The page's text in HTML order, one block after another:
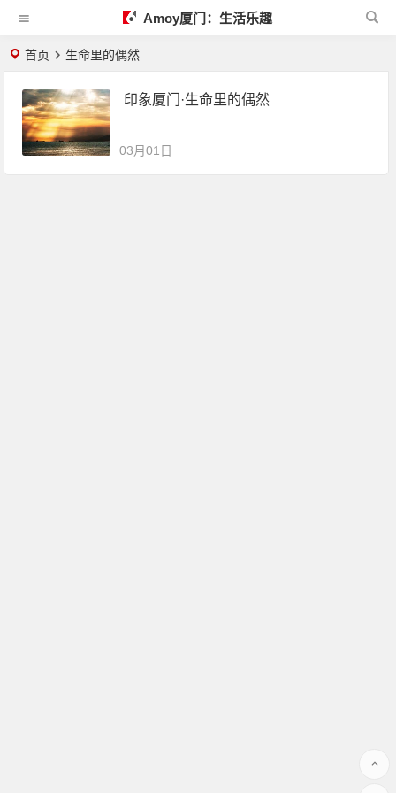
Amoy厦门：生活乐趣
首页 生命里的偶然
印象厦门·生命里的偶然
03月01日